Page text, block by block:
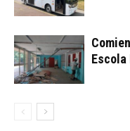
Escola